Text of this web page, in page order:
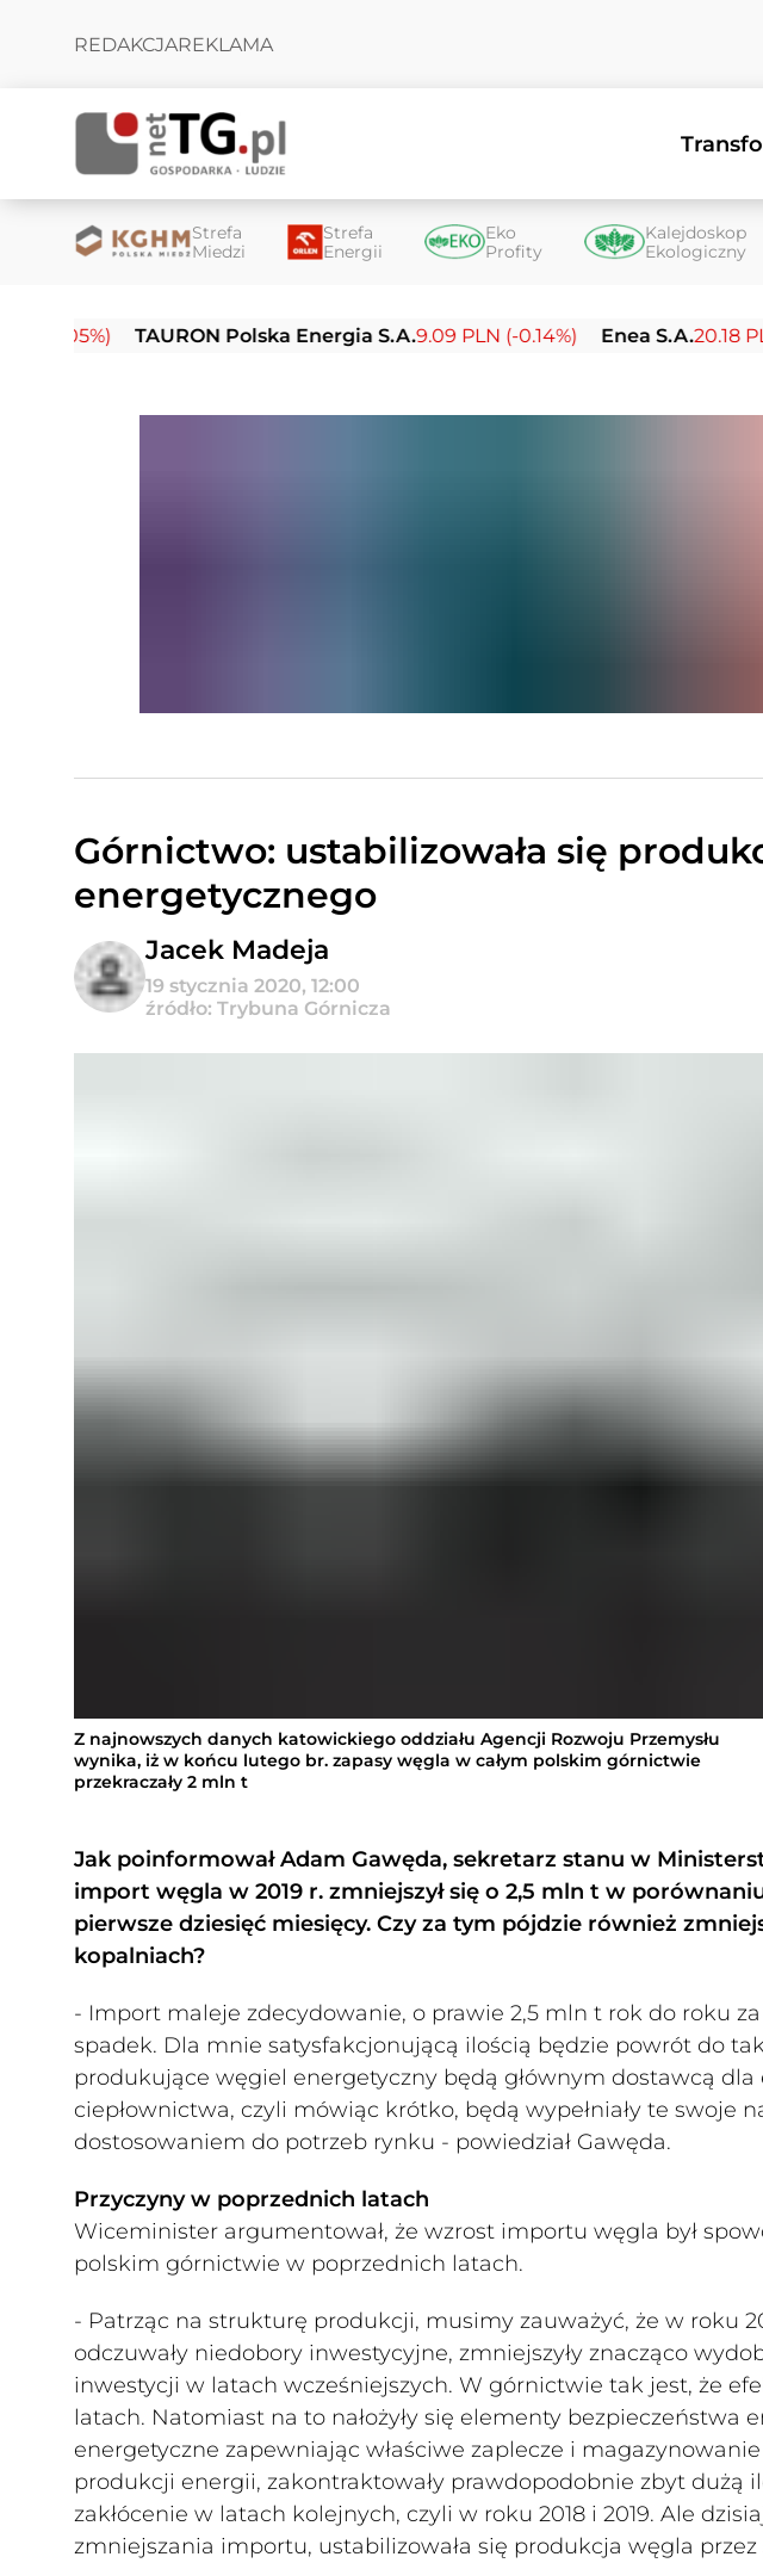
REDAKCJAREKLAMA
Strefa
Miedzi
Strefa
Energii
Eko
Profity
Kalejdoskop
Ekologiczny
TAURON Polska Energia S.A.9.09 PLN (-0.14%) Enea S.A.20.18 PLN (-
Górnictwo: ustabilizowała się
energetycznego
Jacek Madeja
19 stycznia 2020, 12:00
źródło: Trybuna Górnicza
Z najnowszych danych katowickiego oddziału Agencji Rozwoju Przemysłu
wynika, iż w końcu lutego br. zapasy węgla w całym polskim górnictwie
przekraczały 2 mln t
Jak poinformował Adam Gawęda, sekretarz stanu w
import węgla w 2019 r. zmniejszył się o 2,5 mln t w
pierwsze dziesięć miesięcy. Czy za tym pójdzie również
kopalniach?
- Import maleje zdecydowanie, o prawie 2,5 mln t rok do roku za
spadek. Dla mnie satysfakcjonującą ilością będzie powrót do
produkujące węgiel energetyczny będą głównym dostawcą
ciepłownictwa, czyli mówiąc krótko, będą wypełniały te swoje
dostosowaniem do potrzeb rynku - powiedział Gawęda.
Przyczyny w poprzednich latach
Wiceminister argumentował, że wzrost importu węgla był
polskim górnictwie w poprzednich latach.
- Patrząc na strukturę produkcji, musimy zauważyć, że w roku
odczuwały niedobory inwestycyjne, zmniejszyły znacząco
inwestycji w latach wcześniejszych. W górnictwie tak jest, że
latach. Natomiast na to nałożyły się elementy bezpieczeństwa
energetyczne zapewniając właściwe zaplecze i
produkcji energii, zakontraktowały prawdopodobnie zbyt dużą
zakłócenie w latach kolejnych, czyli w roku 2018 i 2019. Ale
zmniejszania importu, ustabilizowała się produkcja węgla